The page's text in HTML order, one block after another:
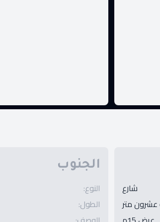
شارع
متر
الجنوب
النوع:
الطول: